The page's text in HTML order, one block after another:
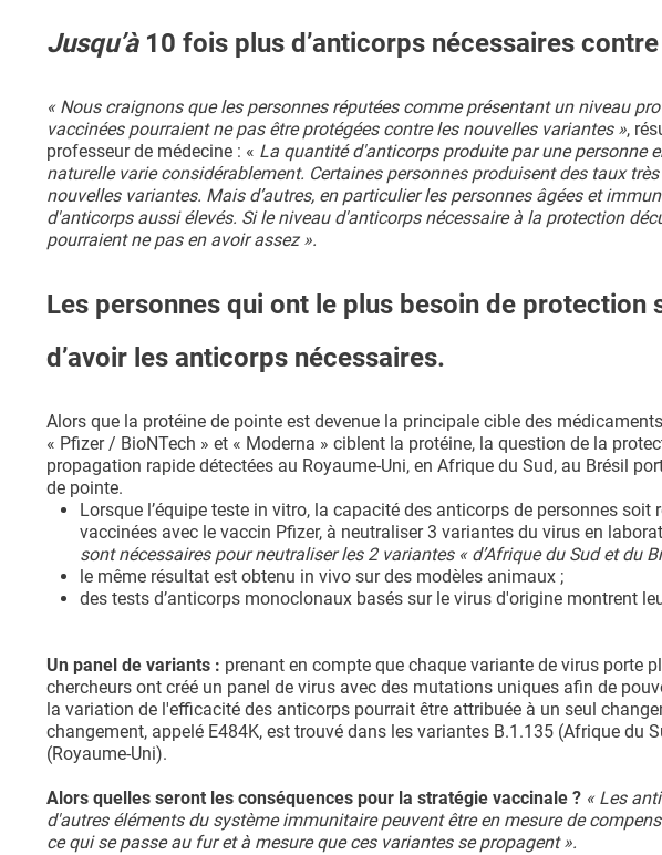
Jusqu’à10 fois plus d’anticorps nécessaires
« Nous craignons que les personnes réputées comme présentant un niveau
vaccinées pourraient ne pas être protégées contre les nouvelles variantes »,
professeur de médecine : « La quantité d'anticorps produite par une personne
naturelle varie considérablement. Certaines personnes produisent des taux
nouvelles variantes. Mais d’autres, en particulier les personnes âgées et
d'anticorps aussi élevés. Si le niveau d'anticorps nécessaire à la protection
pourraient ne pas en avoir assez ».
Les personnes qui ont le plus besoin de
d’avoir les anticorps nécessaires.
Alors que la protéine de pointe est devenue la principale cible des
« Pfizer / BioNTech » et « Moderna » ciblent la protéine, la question de la
propagation rapide détectées au Royaume-Uni, en Afrique du Sud, au Brésil
de pointe.
Lorsque l’équipe teste in vitro, la capacité des anticorps de personnes
vaccinées avec le vaccin Pfizer, à neutraliser 3 variantes du virus en
sont nécessaires pour neutraliser les 2 variantes « d’Afrique du Sud et du
le même résultat est obtenu in vivo sur des modèles animaux ;
des tests d’anticorps monoclonaux basés sur le virus d'origine montrent
Un panel de variants : prenant en compte que chaque variante de virus porte
chercheurs ont créé un panel de virus avec des mutations uniques afin de
la variation de l'efficacité des anticorps pourrait être attribuée à un seul
changement, appelé E484K, est trouvé dans les variantes B.1.135 (Afrique du
(Royaume-Uni).
Alors quelles seront les conséquences pour la stratégie vaccinale ? « Les
d'autres éléments du système immunitaire peuvent être en mesure de
ce qui se passe au fur et à mesure que ces variantes se propagent ».